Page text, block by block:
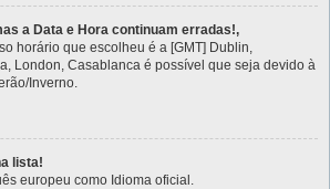
a Data e Hora continuam erradas!,
horário que escolheu é a [GMT] Dublin,
London, Casablanca é possível que seja devido à
Inverno.
lista!
europeu como Idioma oficial.